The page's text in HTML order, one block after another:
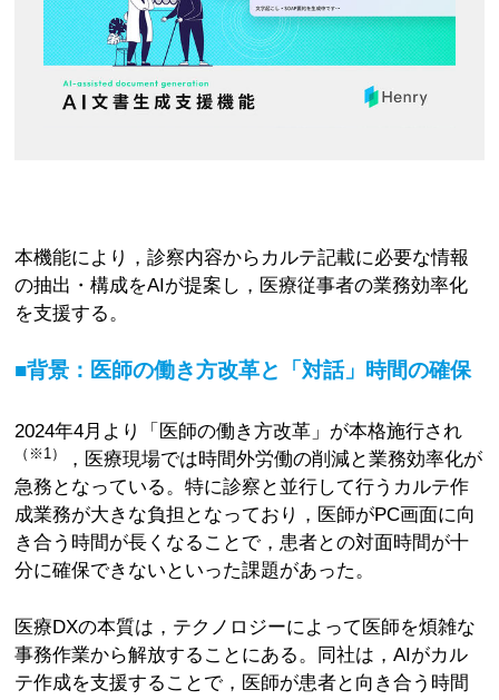
本機能により，診察内容からカルテ記載に必要な情報
の抽出・構成をAIが提案し，医療従事者の業務効率化
を支援する。
■背景：医師の働き方改革と「対話」時間の確保
2024年4月より「医師の働き方改革」が本格施行され
（※1）
，医療現場では時間外労働の削減と業務効率化が
急務となっている。特に診察と並行して行うカルテ作
成業務が大きな負担となっており，医師がPC画面に向
き合う時間が長くなることで，患者との対面時間が十
分に確保できないといった課題があった。
医療DXの本質は，テクノロジーによって医師を煩雑な
事務作業から解放することにある。同社は，AIがカル
テ作成を支援することで，医師が患者と向き合う時間